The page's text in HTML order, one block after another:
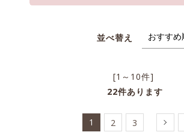
並べ替え
[1～10件]
22件あります
1 2 3